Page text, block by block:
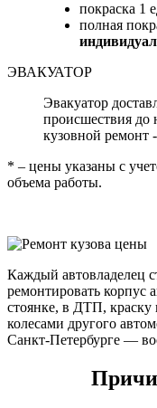
покраска 1
полная
ЭВАКУАТОР
Эвакуатор
происшествия до
кузовной ремонт
* – цены указаны с
объема работы.
Каждый автовладелец
ремонтировать корпус
стоянке, в ДТП,
колесами другого
Санкт-Петербурге —